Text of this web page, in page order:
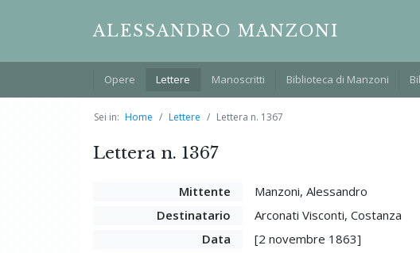
ALESSANDRO MANZONI
Opere Lettere Manoscritti Biblioteca di Manzoni
Sei in: Home Lettere Lettera n. 1367
Lettera n. 1367
Mittente
Manzoni, Alessandro
Destinatario
Arconati Visconti, Costanza
Data
[2 novembre 1863]